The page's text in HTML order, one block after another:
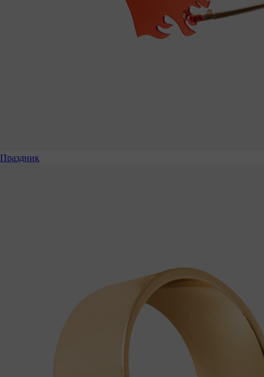
Праздник